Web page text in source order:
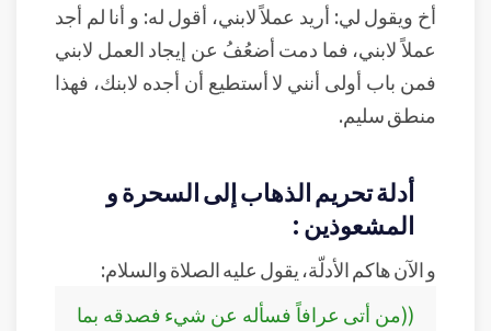
أخ ويقول لي: أريد عملاً لابني، أقول له: و أنا لم أجد
عملاً لابني، فما دمت أضعُفُ عن إيجاد العمل لابني
فمن باب أولى أنني لا أستطيع أن أجده لابنك، فهذا
منطق سليم.
أدلة تحريم الذهاب إلى السحرة و
المشعوذين :
و الآن هاكم الأدلّة، يقول عليه الصلاة والسلام:
((من أتى عرافاً فسأله عن شيء فصدقه بما